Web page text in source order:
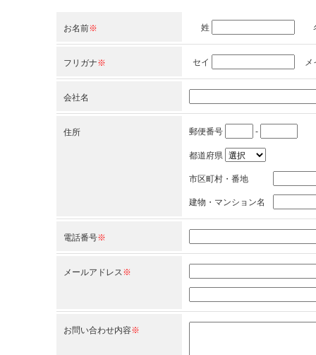
お名前※ 姓
フリガナ※ セイ メ
会社名
住所 郵便番号 -
都道府県
市区町村・番地
建物・マンション名
電話番号※
メールアドレス※
お問い合わせ内容※